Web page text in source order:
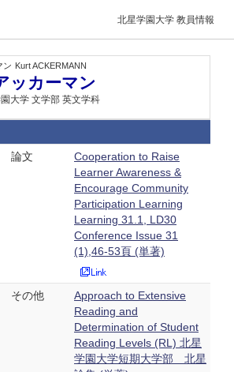
北星学園大学 教員情報
ン Kurt ACKERMANN
カーマン
大学 文学部 英文学科
論文
Cooperation to Raise
Learner Awareness &
Encourage Community
Participation Learning
Learning 31.1, LD30
Conference Issue 31
(1),46-53頁 (単著)
その他
Approach to Extensive
Reading and
Determination of Student
Reading Levels (RL) 北星
学園大学短期大学部 北星